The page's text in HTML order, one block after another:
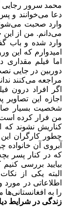
محمد سرور رجایی
دعا می‌خوانند و
وارد صحبت
می‌دانم. من از
وارد شده و باب
امیدوارم که این
اما فیلم
دوربین در جایی
مراجعه می‌کنند
اگر افراد درون
اجازه این
شخصیت بسیار
من فرار کرده
کناریش نشوند که
چطور کارگران این
آبروی آن
که در کنار پسر
بیایید بررسی
البته یکی از
اطلاعاتی در
را به
زندگی در شرایط